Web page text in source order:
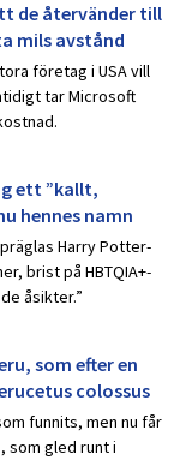
de återvänder till
mils avstånd
företag i USA vill
tar Microsoft
ett ”kallt,
hennes namn
Harry Potter-
brist på HBTQIA+-
åsikter.”
som efter en
colossus
funnits, men nu får
som gled runt i